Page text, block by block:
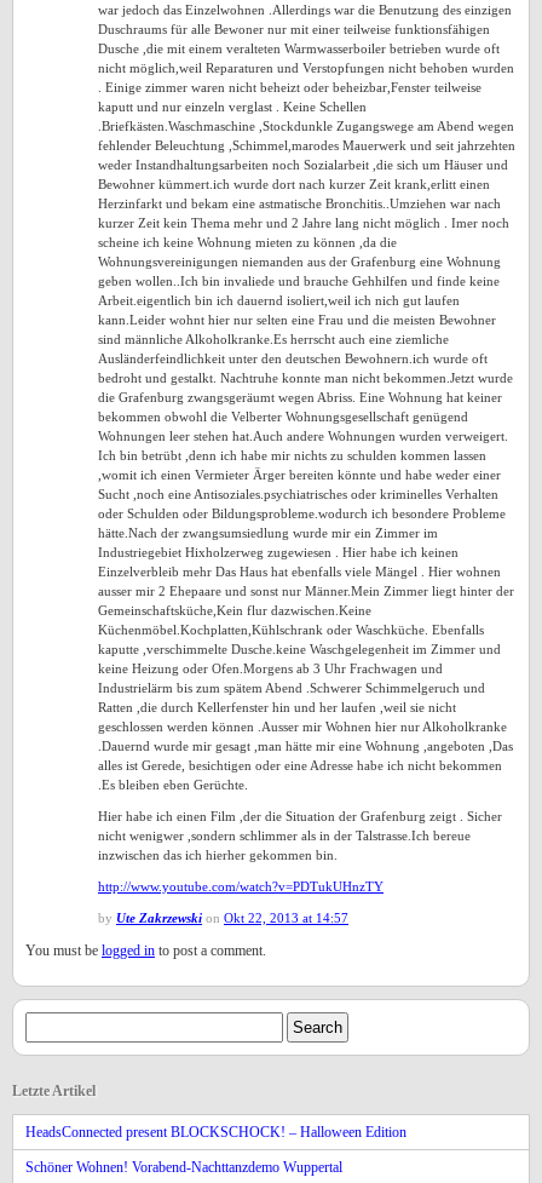
war jedoch das Einzelwohnen .Allerdings war die Benutzung des einzigen
Duschraums für alle Bewoner nur mit einer teilweise funktionsfähigen
Dusche ,die mit einem veralteten Warmwasserboiler betrieben wurde oft
nicht möglich,weil Reparaturen und Verstopfungen nicht behoben wurden
. Einige zimmer waren nicht beheizt oder beheizbar,Fenster teilweise
kaputt und nur einzeln verglast . Keine Schellen
.Briefkästen.Waschmaschine ,Stockdunkle Zugangswege am Abend wegen
fehlender Beleuchtung ,Schimmel,marodes Mauerwerk und seit jahrzehten
weder Instandhaltungsarbeiten noch Sozialarbeit ,die sich um Häuser und
Bewohner kümmert.ich wurde dort nach kurzer Zeit krank,erlitt einen
Herzinfarkt und bekam eine astmatische Bronchitis..Umziehen war nach
kurzer Zeit kein Thema mehr und 2 Jahre lang nicht möglich . Imer noch
scheine ich keine Wohnung mieten zu können ,da die
Wohnungsvereinigungen niemanden aus der Grafenburg eine Wohnung
geben wollen..Ich bin invaliede und brauche Gehhilfen und finde keine
Arbeit.eigentlich bin ich dauernd isoliert,weil ich nich gut laufen
kann.Leider wohnt hier nur selten eine Frau und die meisten Bewohner
sind männliche Alkoholkranke.Es herrscht auch eine ziemliche
Ausländerfeindlichkeit unter den deutschen Bewohnern.ich wurde oft
bedroht und gestalkt. Nachtruhe konnte man nicht bekommen.Jetzt wurde
die Grafenburg zwangsgeräumt wegen Abriss. Eine Wohnung hat keiner
bekommen obwohl die Velberter Wohnungsgesellschaft genügend
Wohnungen leer stehen hat.Auch andere Wohnungen wurden verweigert.
Ich bin betrübt ,denn ich habe mir nichts zu schulden kommen lassen
,womit ich einen Vermieter Ärger bereiten könnte und habe weder einer
Sucht ,noch eine Antisoziales.psychiatrisches oder kriminelles Verhalten
oder Schulden oder Bildungsprobleme.wodurch ich besondere Probleme
hätte.Nach der zwangsumsiedlung wurde mir ein Zimmer im
Industriegebiet Hixholzerweg zugewiesen . Hier habe ich keinen
Einzelverbleib mehr Das Haus hat ebenfalls viele Mängel . Hier wohnen
ausser mir 2 Ehepaare und sonst nur Männer.Mein Zimmer liegt hinter der
Gemeinschaftsküche,Kein flur dazwischen.Keine
Küchenmöbel.Kochplatten,Kühlschrank oder Waschküche. Ebenfalls
kaputte ,verschimmelte Dusche.keine Waschgelegenheit im Zimmer und
keine Heizung oder Ofen.Morgens ab 3 Uhr Frachwagen und
Industrielärm bis zum spätem Abend .Schwerer Schimmelgeruch und
Ratten ,die durch Kellerfenster hin und her laufen ,weil sie nicht
geschlossen werden können .Ausser mir Wohnen hier nur Alkoholkranke
.Dauernd wurde mir gesagt ,man hätte mir eine Wohnung ,angeboten ,Das
alles ist Gerede, besichtigen oder eine Adresse habe ich nicht bekommen
.Es bleiben eben Gerüchte.
Hier habe ich einen Film ,der die Situation der Grafenburg zeigt . Sicher
nicht wenigwer ,sondern schlimmer als in der Talstrasse.Ich bereue
inzwischen das ich hierher gekommen bin.
http://www.youtube.com/watch?v=PDTukUHnzTY
by Ute Zakrzewski on Okt 22, 2013 at 14:57
You must be logged in to post a comment.
Letzte Artikel
HeadsConnected present BLOCKSCHOCK! – Halloween Edition
Schöner Wohnen! Vorabend-Nachttanzdemo Wuppertal